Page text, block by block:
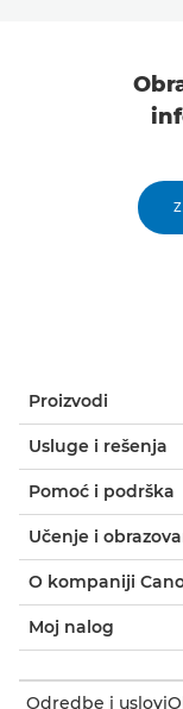
Proizvodi
Usluge i rešenja
Pomoć i podrška
Učenje i
O kompaniji
Moj nalog
Odredbe i uslovi